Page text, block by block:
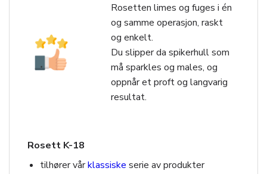
Rosetten limes og fuges i én
og samme operasjon, raskt
og enkelt.
Du slipper da spikerhull som
må sparkles og males, og
oppnår et proft og langvarig
resultat.
Rosett K-18
tilhører vårklassiske serie av produkter